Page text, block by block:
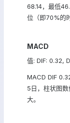
68.14，最低
位（即70%的
MACD
值: DIF: 0.32,
MACD DIF
5日，柱状图
大。